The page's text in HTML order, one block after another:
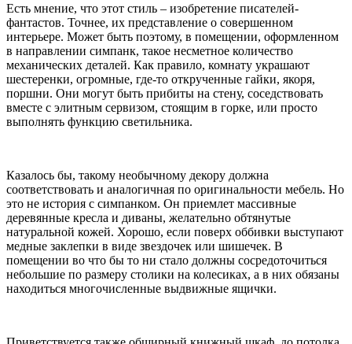
Есть мнение, что этот стиль – изобретение писателей-
фантастов. Точнее, их представление о совершенном
интерьере. Может быть поэтому, в помещении, оформленном
в направлении симпанк, такое несметное количество
механических деталей. Как правило, комнату украшают
шестеренки, огромные, где-то открученные гайки, якоря,
поршни. Они могут быть прибиты на стену, соседствовать
вместе с элитным сервизом, стоящим в горке, или просто
выполнять функцию светильника.
Казалось бы, такому необычному декору должна
соответствовать и аналогичная по оригинальности мебель. Но
это не история с симпанком. Он приемлет массивные
деревянные кресла и диваны, желательно обтянутые
натуральной кожей. Хорошо, если поверх оббивки выступают
медные заклепки в виде звездочек или шишечек. В
помещении во что бы то ни стало должны сосредоточиться
небольшие по размеру столики на колесиках, а в них обязаны
находиться многочисленные выдвижные ящички.